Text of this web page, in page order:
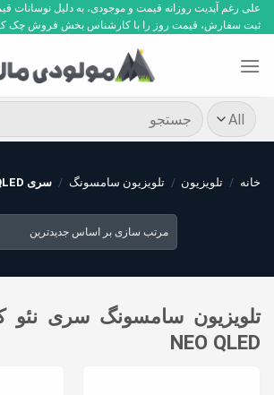
Skip
to
علی رغم آپدیت روزانه قیمت و موجودی، به دلیل نوسانات
ثبت سفارش، قیمت روز را با کارشناس بخش فروش چک کنید.
جستجو
برای:
خانه / تلویزیون / تلویزیون سامسونگ / سری NEO QLED
تلویزیون سامسونگ سری نئو
NEO QLED